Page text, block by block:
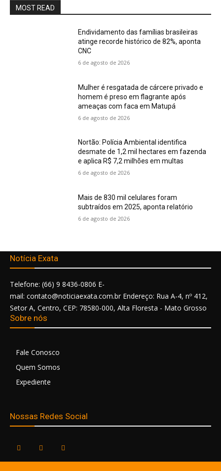
MOST READ
Endividamento das famílias brasileiras
atinge recorde histórico de 82%, aponta
CNC
6 de agosto de 2026
Mulher é resgatada de cárcere privado e
homem é preso em flagrante após
ameaças com faca em Matupá
6 de agosto de 2026
Nortão: Polícia Ambiental identifica
desmate de 1,2 mil hectares em fazenda
e aplica R$ 7,2 milhões em multas
6 de agosto de 2026
Mais de 830 mil celulares foram
subtraídos em 2025, aponta relatório
6 de agosto de 2026
Notícia Exata
Telefone: (66) 9 8436-0806 E-
mail: contato@noticiaexata.com.br Endereço: Rua A-4, nº 412,
Setor A, Centro, CEP: 78580-000, Alta Floresta - Mato Grosso
Sobre nós
Fale Conosco
Quem Somos
Expediente
Nossas Redes Social